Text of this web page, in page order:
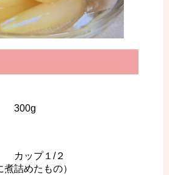
300g
カップ１/２
煮詰めたもの）